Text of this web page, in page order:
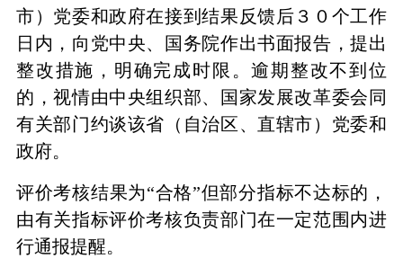
市）党委和政府在接到结果反馈后３０个工作
日内，向党中央、国务院作出书面报告，提出
整改措施，明确完成时限。逾期整改不到位
的，视情由中央组织部、国家发展改革委会同
有关部门约谈该省（自治区、直辖市）党委和
政府。
评价考核结果为“合格”但部分指标不达标的，
由有关指标评价考核负责部门在一定范围内进
行通报提醒。